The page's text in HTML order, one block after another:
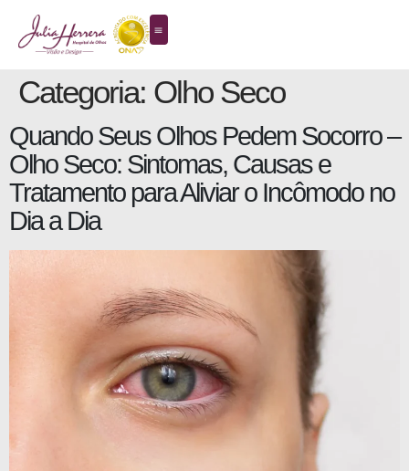
Categoria: Olho Seco
Quando Seus Olhos Pedem Socorro –
Olho Seco: Sintomas, Causas e
Tratamento para Aliviar o Incômodo no
Dia a Dia